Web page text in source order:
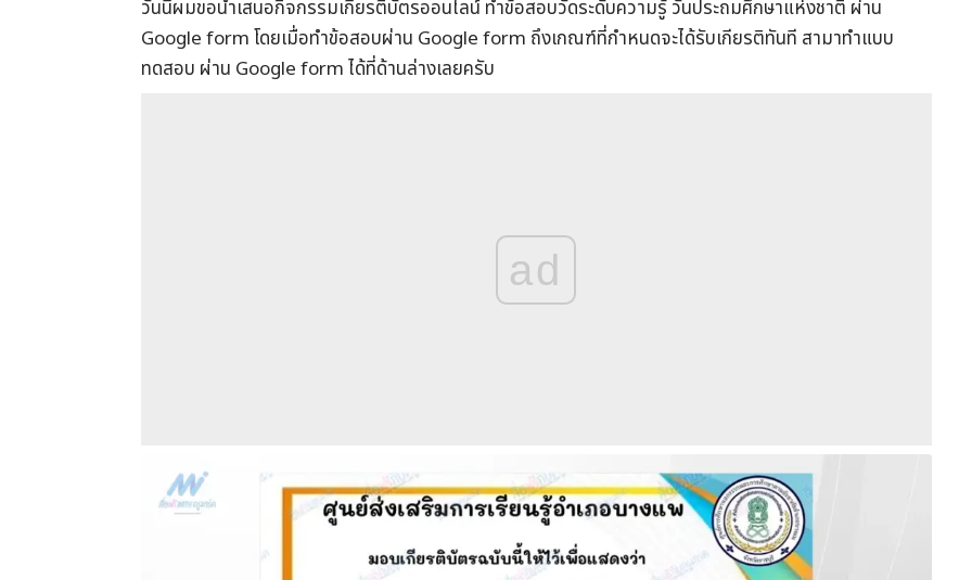
วันนี้ผมขอนำเสนอกิจกรรมเกียรติบัตรออนไลน์ ทำข้อสอบวัดระดับความรู้ วันประถมศึกษาแห่งชาติ ผ่าน
Google form โดยเมื่อทำข้อสอบผ่าน Google form ถึงเกณฑ์ที่กำหนดจะได้รับเกียรติทันที สามาทำแบบ
ทดสอบ ผ่าน Google form ได้ที่ด้านล่างเลยครับ
ad